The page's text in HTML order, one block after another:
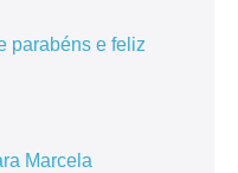
parabéns e feliz
Marcela